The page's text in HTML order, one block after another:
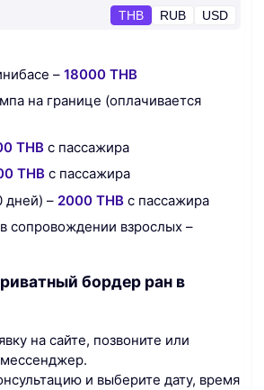
THB RUB USD
– 18000 THB
на границе (оплачивается
THB с пассажира
THB с пассажира
дней) – 2000 THB с пассажира
сопровождении взрослых –
бордер ран в
на сайте, позвоните или
и выберите дату, время